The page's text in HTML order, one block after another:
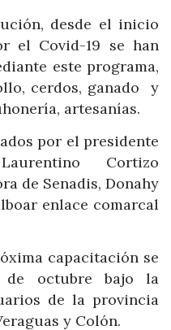
desde el inicio
el Covid-19 se han
este programa,
cerdos, ganado y
artesanías.
por el presidente
Cortizo
de Senadis, Donahy
enlace comarcal
capacitación se
octubre bajo la
de la provincia
y Colón.